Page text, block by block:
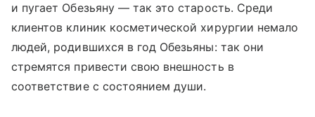
и пугает Обезьяну — так это старость. Среди
клиентов клиник косметической хирургии немало
людей, родившихся в год Обезьяны: так они
стремятся привести свою внешность в
соответствие с состоянием души.